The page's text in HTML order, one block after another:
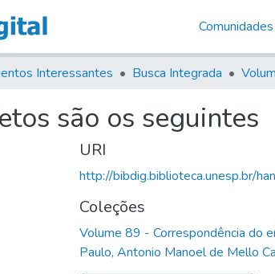
Interessantes Busca Integrada
são os seguintes
URI
http://bibdig.biblioteca.unesp.br/
Coleções
Volume 89 - Correspondência do
Paulo, Antonio Manoel de Mello